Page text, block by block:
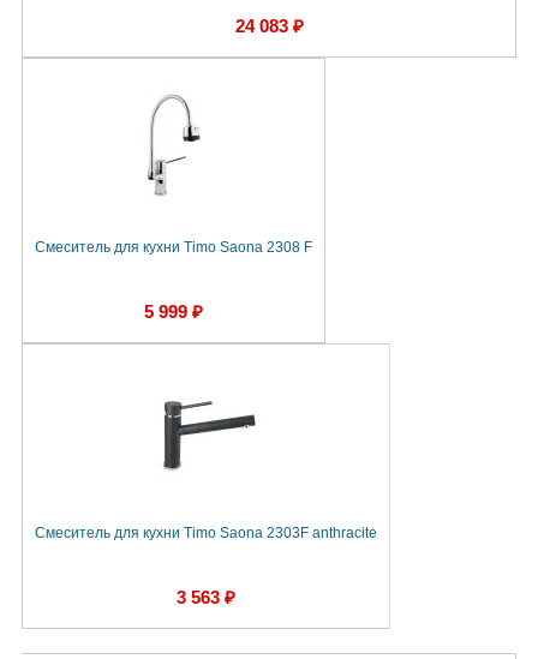
24 083 ₽
Смеситель для кухни Timo Saona 2308 F
5 999 ₽
Смеситель для кухни Timo Saona 2303F anthracite
3 563 ₽